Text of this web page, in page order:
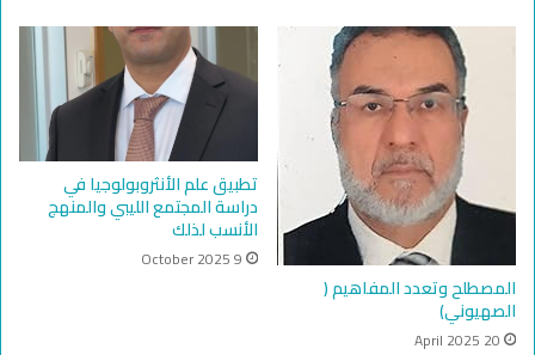
المصطلح وتعدد المفاهيم (
الصهيوني)
20 April 2025
تطبيق علم الأنثروبولوجيا في
دراسة المجتمع الليبي والمنهج
الأنسب لذلك
9 October 2025